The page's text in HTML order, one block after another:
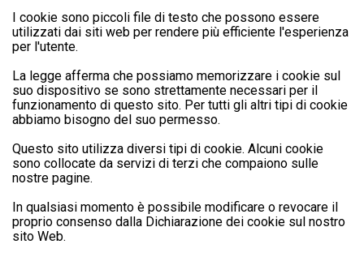
I cookie sono piccoli file di testo che possono essere
utilizzati dai siti web per rendere più efficiente l'esperienza
per l'utente.
La legge afferma che possiamo memorizzare i cookie sul
suo dispositivo se sono strettamente necessari per il
funzionamento di questo sito. Per tutti gli altri tipi di cookie
abbiamo bisogno del suo permesso.
Questo sito utilizza diversi tipi di cookie. Alcuni cookie
sono collocate da servizi di terzi che compaiono sulle
nostre pagine.
In qualsiasi momento è possibile modificare o revocare il
proprio consenso dalla Dichiarazione dei cookie sul nostro
sito Web.